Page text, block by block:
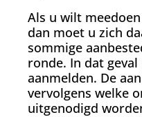
Als u wilt
dan moet u zich
sommige
ronde. In dat
aanmelden. De
vervolgens welke
uitgenodigd